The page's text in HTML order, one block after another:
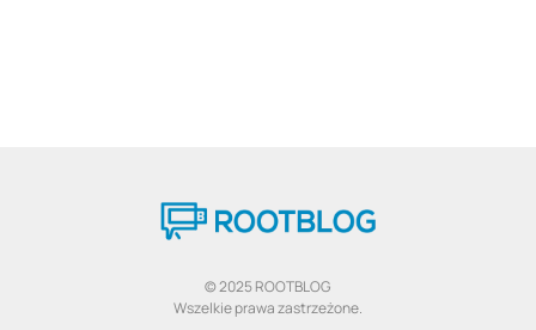
© 2025 ROOTBLOG
Wszelkie prawa zastrzeżone.